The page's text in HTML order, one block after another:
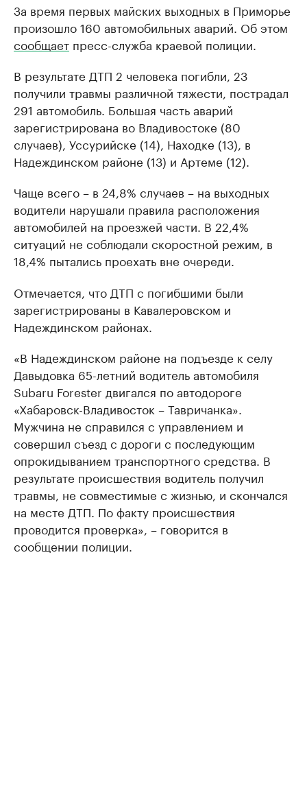
За время первых майских выходных в Приморье
произошло 160 автомобильных аварий. Об этом
сообщает пресс-служба краевой полиции.
В результате ДТП 2 человека погибли, 23
получили травмы различной тяжести, пострадал
291 автомобиль. Большая часть аварий
зарегистрирована во Владивостоке (80
случаев), Уссурийске (14), Находке (13), в
Надеждинском районе (13) и Артеме (12).
Чаще всего – в 24,8% случаев – на выходных
водители нарушали правила расположения
автомобилей на проезжей части. В 22,4%
ситуаций не соблюдали скоростной режим, в
18,4% пытались проехать вне очереди.
Отмечается, что ДТП с погибшими были
зарегистрированы в Кавалеровском и
Надеждинском районах.
«В Надеждинском районе на подъезде к селу
Давыдовка 65-летний водитель автомобиля
Subaru Forester двигался по автодороге
«Хабаровск-Владивосток – Тавричанка».
Мужчина не справился с управлением и
совершил съезд с дороги с последующим
опрокидыванием транспортного средства. В
результате происшествия водитель получил
травмы, не совместимые с жизнью, и скончался
на месте ДТП. По факту происшествия
проводится проверка», – говорится в
сообщении полиции.